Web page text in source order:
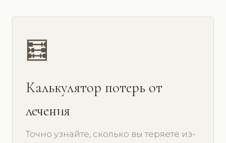
🧮
Калькулятор потерь от
лечения
Точно узнайте, сколько вы теряете из-